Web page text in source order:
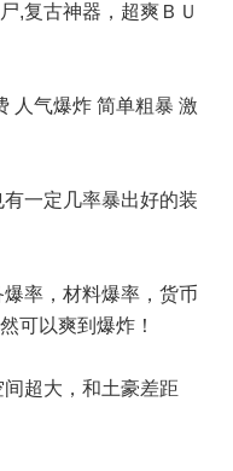
,复古神器，超爽ＢＵ
人气爆炸 简单粗暴 激
有一定几率暴出好的装
爆率，材料爆率，货币
可以爽到爆炸！
间超大，和土豪差距